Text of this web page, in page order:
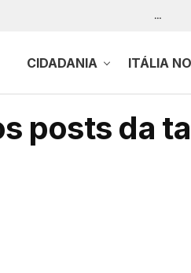
…
CIDADANIA ITÁLIA
posts da